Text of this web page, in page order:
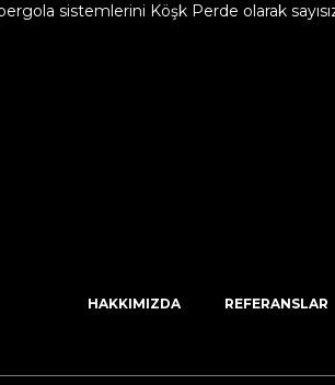
sistemlerini Köşk Perde olarak
HAKKIMIZDA REFERANSLAR